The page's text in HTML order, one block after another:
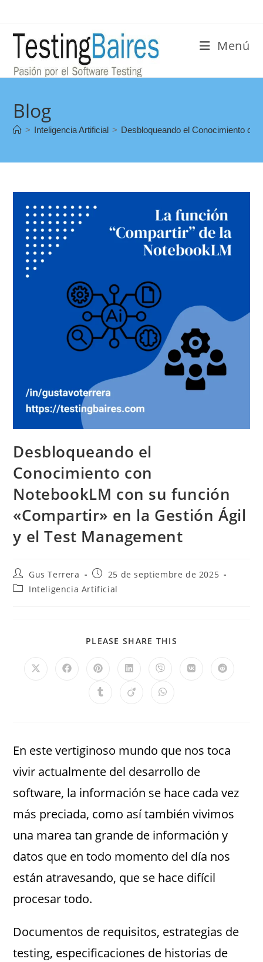
Menú
Blog
> Inteligencia Artificial > Desbloqueando el Conocimiento
Desbloqueando el
Conocimiento con
NotebookLM con su función
«Compartir» en la Gestión Ágil
y el Test Management
Gus Terrera
25 de septiembre de 2025
Inteligencia Artificial
PLEASE SHARE THIS
En este vertiginoso mundo que nos toca
vivir actualmente del desarrollo de
software, la información se hace cada vez
más preciada, como así también vivimos
una marea tan grande de información y
datos que en todo momento del día nos
están atravesando, que se hace difícil
procesar todo.
Documentos de requisitos, estrategias de
testing, especificaciones de historias de